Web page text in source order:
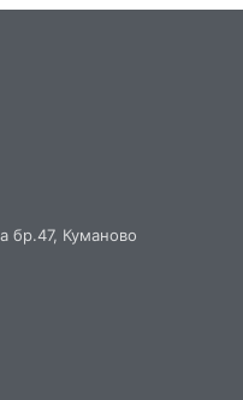
бр.47, Куманово